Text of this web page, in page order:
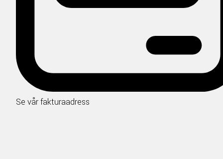
Se vår fakturaadress